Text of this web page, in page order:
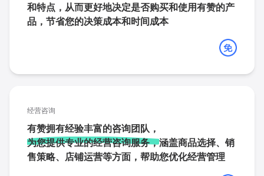
和特点，从而更好地决定是否购买和使用有赞的产
品，节省您的决策成本和时间成本
经营咨询
有赞拥有经验丰富的咨询团队，
为您提供专业的经营咨询服务，涵盖商品选择、销
售策略、店铺运营等方面，帮助您优化经营管理